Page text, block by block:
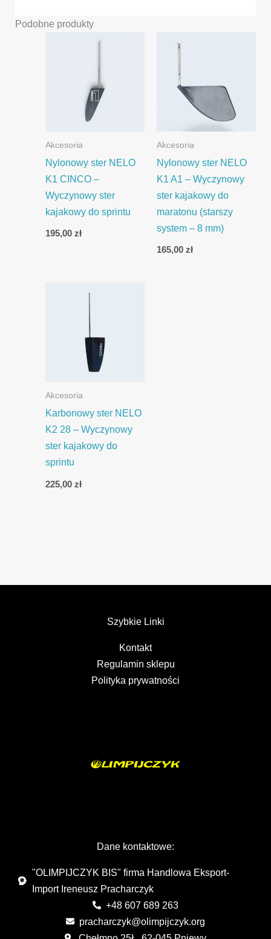
Podobne produkty
Akcesoria
Nylonowy ster NELO
K1 CINCO –
Wyczynowy ster
kajakowy do sprintu
195,00 zł
Akcesoria
Nylonowy ster NELO
K1 A1 – Wyczynowy
ster kajakowy do
maratonu (starszy
system – 8 mm)
165,00 zł
Akcesoria
Karbonowy ster NELO
K2 28 – Wyczynowy
ster kajakowy do
sprintu
225,00 zł
Dane kontaktowe:
"OLIMPIJCZYK BIS" firma Handlowa Eksport-
Import Ireneusz Pracharczyk
+48 607 689 263
pracharczyk@olimpijczyk.org
Szybkie Linki
Kontakt
Regulamin sklepu
Polityka prywatności